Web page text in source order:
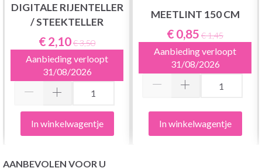
DIGITALE RIJENTELLER
/ STEEKTELLER
€ 2,10€ 3,50
Aanbieding verloopt
31/08/2026
In winkelwagentje
MEETLINT 150 CM
€ 0,85 € 1,45
Aanbieding verloopt
31/08/2026
In winkelwagentje
AANBEVOLEN VOOR U